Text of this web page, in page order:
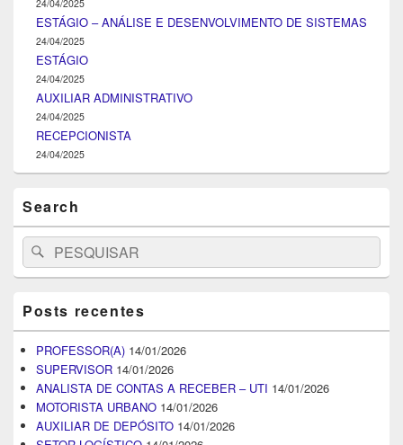
24/04/2025
ESTÁGIO – ANÁLISE E DESENVOLVIMENTO DE SISTEMAS
24/04/2025
ESTÁGIO
24/04/2025
AUXILIAR ADMINISTRATIVO
24/04/2025
RECEPCIONISTA
24/04/2025
Search
Search
for:
Pesquisar
Posts recentes
PROFESSOR(A) 14/01/2026
SUPERVISOR 14/01/2026
ANALISTA DE CONTAS A RECEBER – UTI 14/01/2026
MOTORISTA URBANO 14/01/2026
AUXILIAR DE DEPÓSITO 14/01/2026